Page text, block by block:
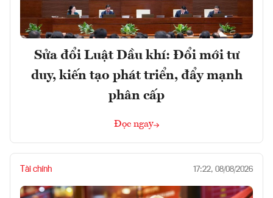
Sửa đổi Luật Dầu khí: Đổi mới tư
duy, kiến tạo phát triển, đẩy mạnh
phân cấp
Đọc ngay
Tài chính 17:22, 08/08/2026